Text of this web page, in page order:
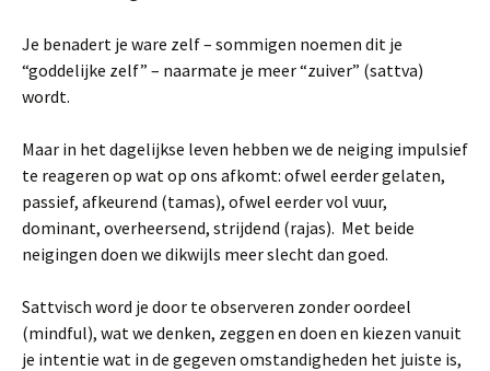
Je benadert je ware zelf – sommigen noemen dit je
“goddelijke zelf” – naarmate je meer “zuiver” (sattva)
wordt.
Maar in het dagelijkse leven hebben we de neiging impulsief
te reageren op wat op ons afkomt: ofwel eerder gelaten,
passief, afkeurend (tamas), ofwel eerder vol vuur,
dominant, overheersend, strijdend (rajas). Met beide
neigingen doen we dikwijls meer slecht dan goed.
Sattvisch word je door te observeren zonder oordeel
(mindful), wat we denken, zeggen en doen en kiezen vanuit
je intentie wat in de gegeven omstandigheden het juiste is,